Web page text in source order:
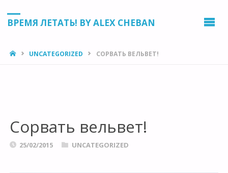
ВРЕМЯ ЛЕТАТЬ! BY ALEX CHEBAN
HOMEUNCATEGORIZED СОРВАТЬ ВЕЛЬВЕТ!
Сорвать вельвет!
25/02/2015 UNCATEGORIZED